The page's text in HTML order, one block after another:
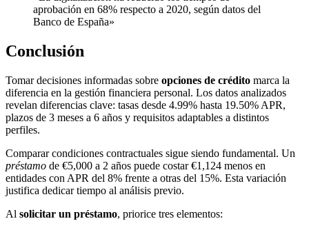
aprobación en 68% respecto a 2020, según datos del
Banco de España»
Conclusión
Tomar decisiones informadas sobre opciones de crédito marca la
diferencia en la gestión financiera personal. Los datos analizados
revelan diferencias clave: tasas desde 4.99% hasta 19.50% APR,
plazos de 3 meses a 6 años y requisitos adaptables a distintos
perfiles.
Comparar condiciones contractuales sigue siendo fundamental. Un
préstamo de €5,000 a 2 años puede costar €1,124 menos en
entidades con APR del 8% frente a otras del 15%. Esta variación
justifica dedicar tiempo al análisis previo.
Al solicitar un préstamo, priorice tres elementos: